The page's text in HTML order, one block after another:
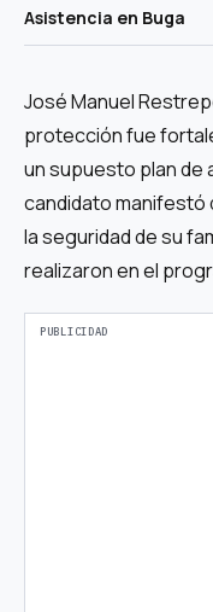
Asistencia en Buga
José Manuel
protección fue
un supuesto plan de
candidato manifestó
la seguridad de su
realizaron en el